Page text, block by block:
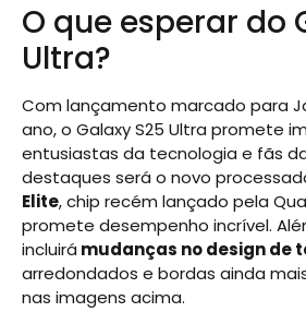
O que esperar do
Ultra?
Com lançamento marcado para
ano, o Galaxy S25 Ultra promete
entusiastas da tecnologia e fãs
destaques será o novo
Elite, chip recém lançado pela
promete desempenho incrível.
incluirá mudanças no design de
arredondados e bordas ainda
nas imagens acima.